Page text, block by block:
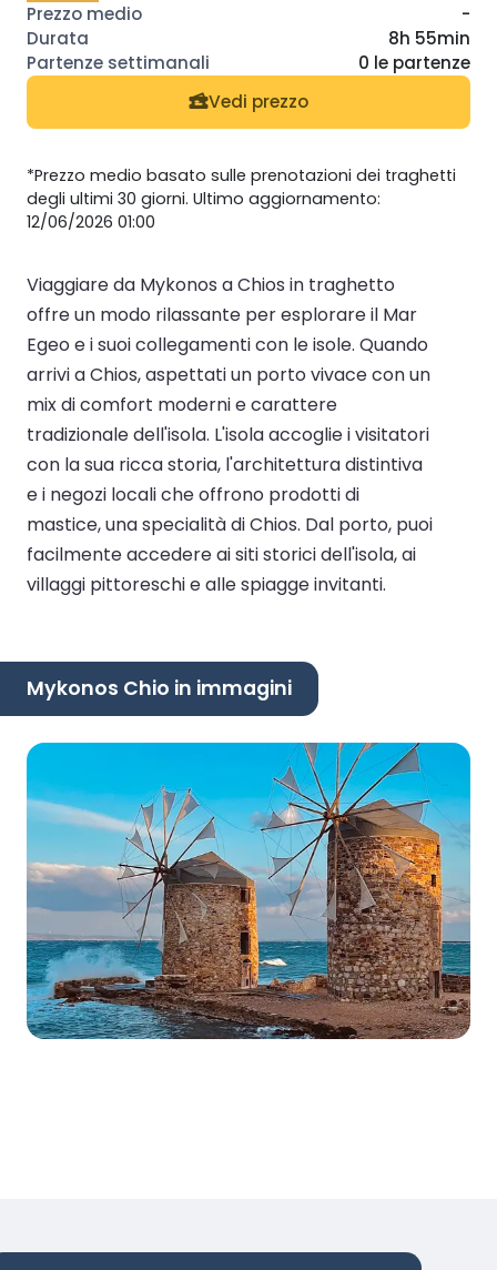
-
8h 55min
0 le partenze
Vedi prezzo
*Prezzo medio basato sulle prenotazioni dei traghetti
degli ultimi 30 giorni. Ultimo aggiornamento:
12/06/2026 01:00
Viaggiare da Mykonos a Chios in traghetto
offre un modo rilassante per esplorare il Mar
Egeo e i suoi collegamenti con le isole. Quando
arrivi a Chios, aspettati un porto vivace con un
mix di comfort moderni e carattere
tradizionale dell'isola. L'isola accoglie i visitatori
con la sua ricca storia, l'architettura distintiva
e i negozi locali che offrono prodotti di
mastice, una specialità di Chios. Dal porto, puoi
facilmente accedere ai siti storici dell'isola, ai
villaggi pittoreschi e alle spiagge invitanti.
Mykonos Chio in immagini